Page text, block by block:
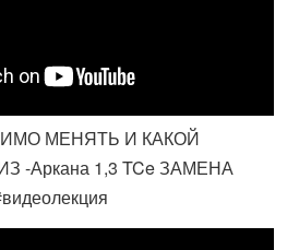
МЕНЯТЬ И КАКОЙ
-Аркана 1,3 TCe ЗАМЕНА